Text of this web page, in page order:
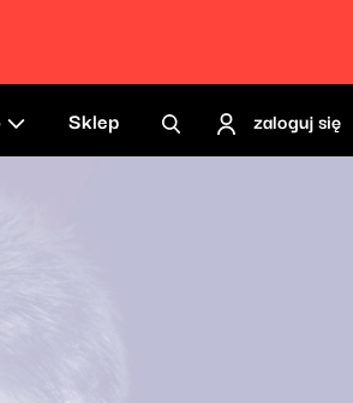
Sklep zaloguj się